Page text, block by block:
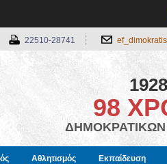
22510-28741
98
Αθλητισμός Εκπαίδευση